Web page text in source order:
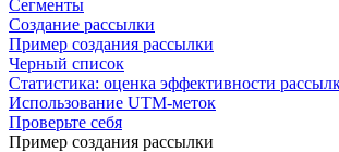
Сегменты
Создание рассылки
Пример создания рассылки
Черный список
Статистика: оценка эффективности
Использование UTM-меток
Проверьте себя
Пример создания рассылки